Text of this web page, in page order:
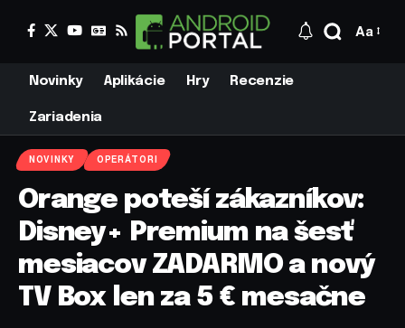
Aa
Novinky Aplikácie Hry Recenzie
Zariadenia
NOVINKY OPERÁTORI
Orange poteší zákazníkov:
Disney+ Premium na šesť
mesiacov ZADARMO a nový
TV Box len za 5 € mesačne